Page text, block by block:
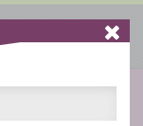
İNDİR